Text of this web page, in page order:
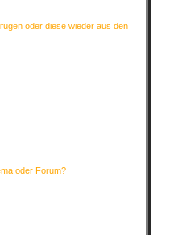
oder diese wieder aus den
oder Forum?